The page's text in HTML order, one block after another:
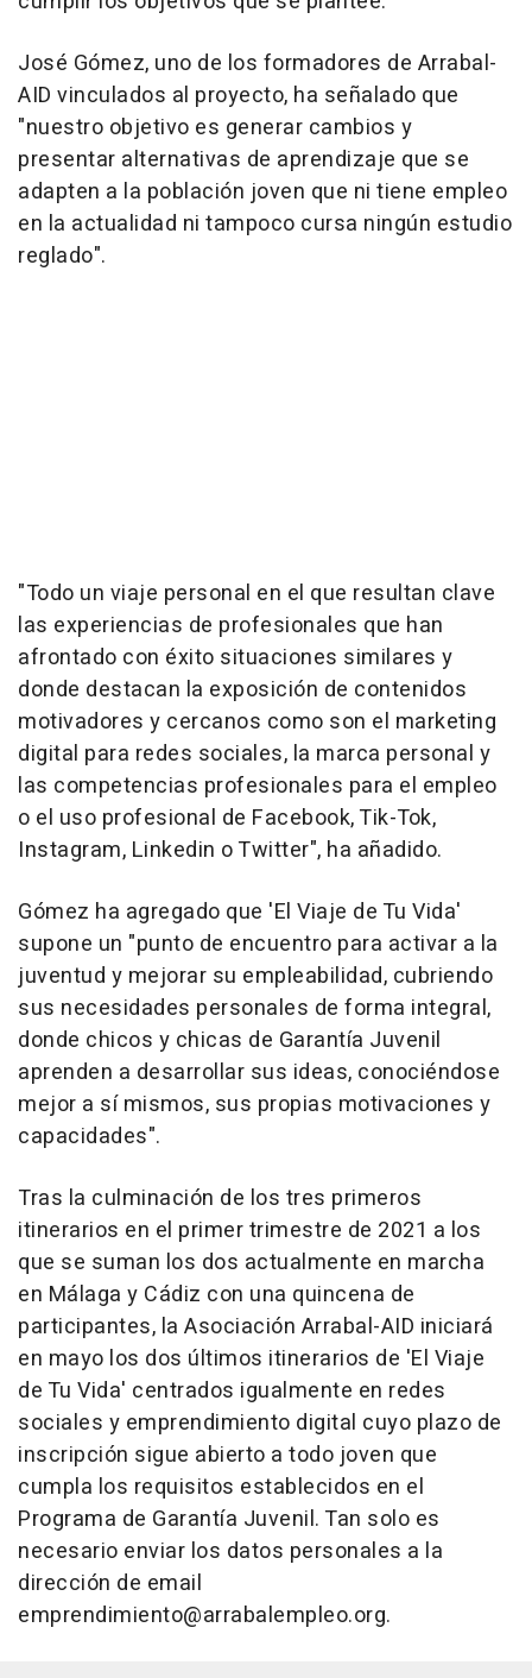
José Gómez, uno de los formadores de Arrabal-
AID vinculados al proyecto, ha señalado que
"nuestro objetivo es generar cambios y
presentar alternativas de aprendizaje que se
adapten a la población joven que ni tiene empleo
en la actualidad ni tampoco cursa ningún estudio
reglado".
"Todo un viaje personal en el que resultan clave
las experiencias de profesionales que han
afrontado con éxito situaciones similares y
donde destacan la exposición de contenidos
motivadores y cercanos como son el marketing
digital para redes sociales, la marca personal y
las competencias profesionales para el empleo
o el uso profesional de Facebook, Tik-Tok,
Instagram, Linkedin o Twitter", ha añadido.
Gómez ha agregado que 'El Viaje de Tu Vida'
supone un "punto de encuentro para activar a la
juventud y mejorar su empleabilidad, cubriendo
sus necesidades personales de forma integral,
donde chicos y chicas de Garantía Juvenil
aprenden a desarrollar sus ideas, conociéndose
mejor a sí mismos, sus propias motivaciones y
capacidades".
Tras la culminación de los tres primeros
itinerarios en el primer trimestre de 2021 a los
que se suman los dos actualmente en marcha
en Málaga y Cádiz con una quincena de
participantes, la Asociación Arrabal-AID iniciará
en mayo los dos últimos itinerarios de 'El Viaje
de Tu Vida' centrados igualmente en redes
sociales y emprendimiento digital cuyo plazo de
inscripción sigue abierto a todo joven que
cumpla los requisitos establecidos en el
Programa de Garantía Juvenil. Tan solo es
necesario enviar los datos personales a la
dirección de email
emprendimiento@arrabalempleo.org.